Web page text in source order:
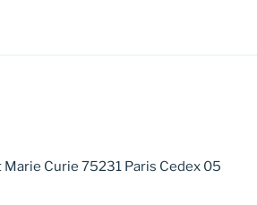
Marie Curie 75231 Paris Cedex 05